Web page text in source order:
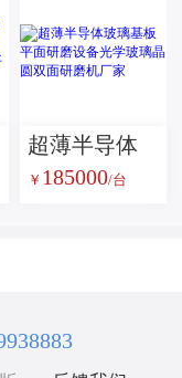
用全景解析
超薄半导体
玻璃基板平
机厂家
￥ 185000/台